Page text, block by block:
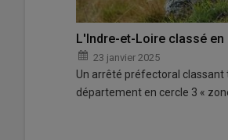
L'Indre-et-Loire classé en
23 janvier 2025
Un arrêté préfectoral
département en cercle 3 «